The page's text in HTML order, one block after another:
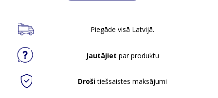
Piegāde visā Latvijā.
Jautājiet par produktu
Drošitiešsaistes maksājumi